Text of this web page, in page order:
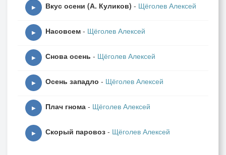
Решали жизнь мою и смерть.
Плясали тромбы там и здесь.
▶ Вкус осени (А. Куликов) - Щёголев Алексей
▶ Насовсем - Щёголев Алексей
▶ Снова осень - Щёголев Алексей
▶ Осень западло - Щёголев Алексей
▶ Плач гнома - Щёголев Алексей
▶ Скорый паровоз - Щёголев Алексей